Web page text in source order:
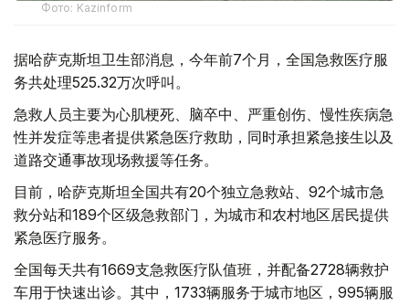
Фото: Kazinform
据哈萨克斯坦卫生部消息，今年前7个月，全国急救医疗服
务共处理525.32万次呼叫。
急救人员主要为心肌梗死、脑卒中、严重创伤、慢性疾病急
性并发症等患者提供紧急医疗救助，同时承担紧急接生以及
道路交通事故现场救援等任务。
目前，哈萨克斯坦全国共有20个独立急救站、92个城市急
救分站和189个区级急救部门，为城市和农村地区居民提供
紧急医疗服务。
全国每天共有1669支急救医疗队值班，并配备2728辆救护
车用于快速出诊。其中，1733辆服务于城市地区，995辆服